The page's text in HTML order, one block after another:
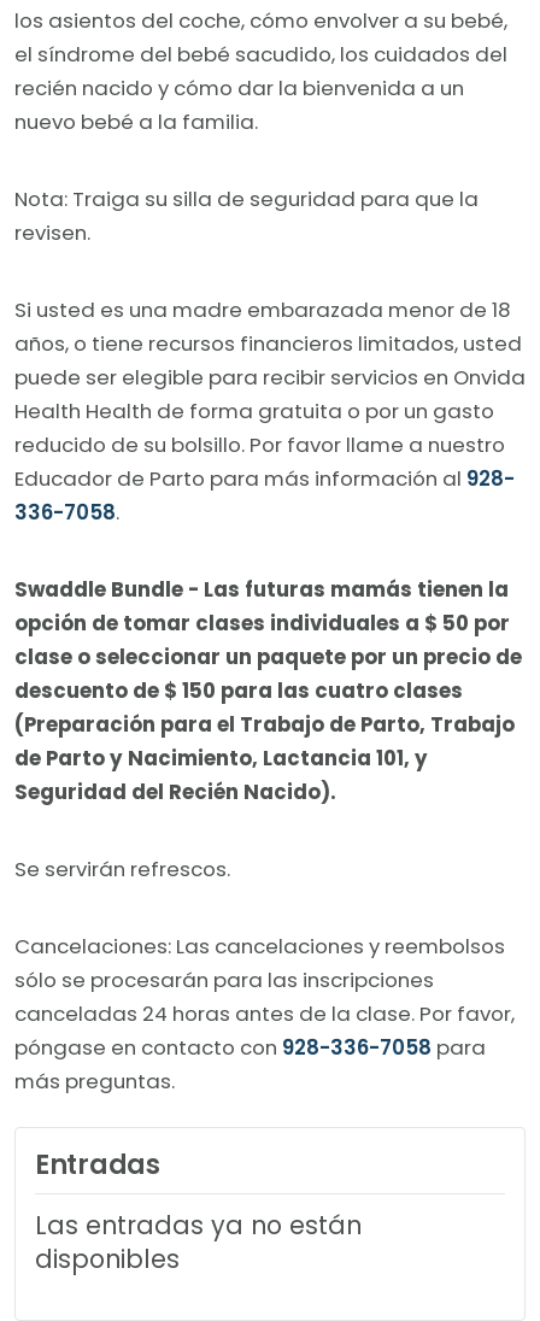
los asientos del coche, cómo envolver a su bebé,
el síndrome del bebé sacudido, los cuidados del
recién nacido y cómo dar la bienvenida a un
nuevo bebé a la familia.
Nota: Traiga su silla de seguridad para que la
revisen.
Si usted es una madre embarazada menor de 18
años, o tiene recursos financieros limitados, usted
puede ser elegible para recibir servicios en Onvida
Health Health de forma gratuita o por un gasto
reducido de su bolsillo. Por favor llame a nuestro
Educador de Parto para más información al 928-
336-7058.
Swaddle Bundle - Las futuras mamás tienen la
opción de tomar clases individuales a $ 50 por
clase o seleccionar un paquete por un precio de
descuento de $ 150 para las cuatro clases
(Preparación para el Trabajo de Parto, Trabajo
de Parto y Nacimiento, Lactancia 101, y
Seguridad del Recién Nacido).
Se servirán refrescos.
Cancelaciones: Las cancelaciones y reembolsos
sólo se procesarán para las inscripciones
canceladas 24 horas antes de la clase. Por favor,
póngase en contacto con 928-336-7058 para
más preguntas.
Entradas
Las entradas ya no están
disponibles